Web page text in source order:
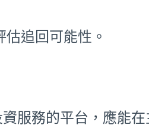
追回可能性。
服務的平台，應能在